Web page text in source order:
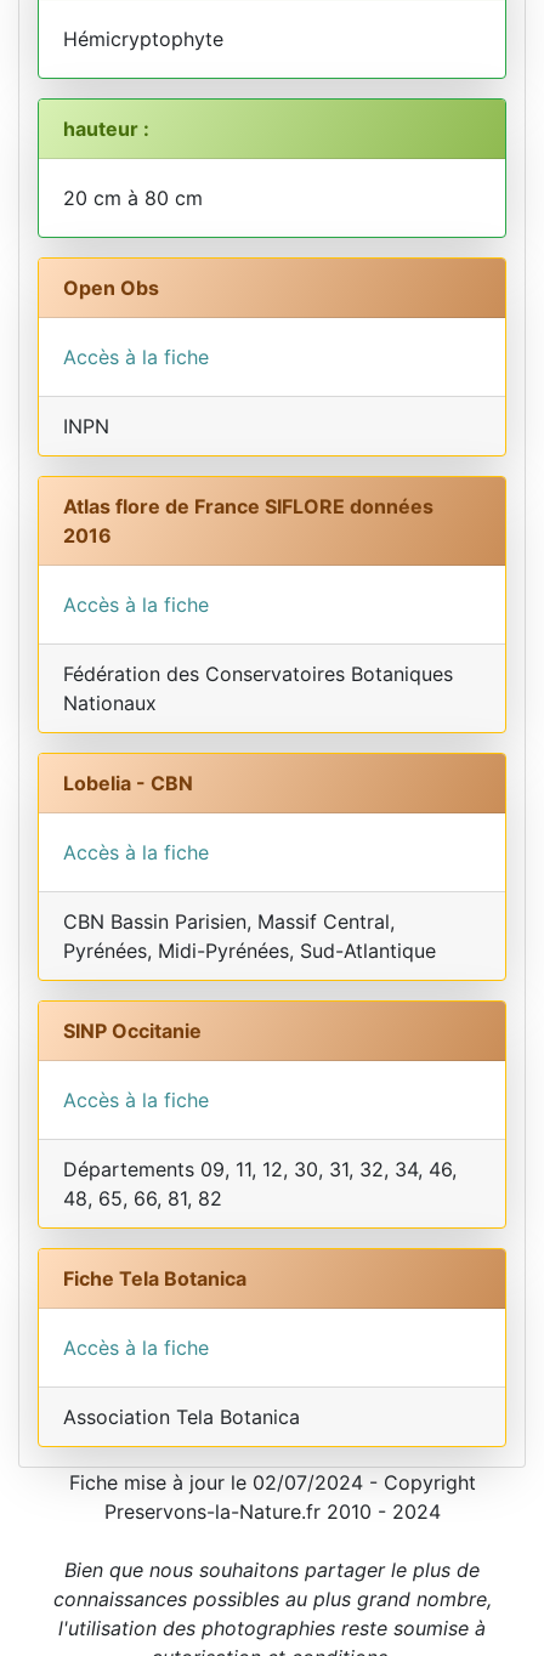
Hémicryptophyte
hauteur :
20 cm à 80 cm
Open Obs
Accès à la fiche
INPN
Atlas flore de France SIFLORE données
2016
Accès à la fiche
Fédération des Conservatoires Botaniques
Nationaux
Lobelia - CBN
Accès à la fiche
CBN Bassin Parisien, Massif Central,
Pyrénées, Midi-Pyrénées, Sud-Atlantique
SINP Occitanie
Accès à la fiche
Départements 09, 11, 12, 30, 31, 32, 34, 46,
48, 65, 66, 81, 82
Fiche Tela Botanica
Accès à la fiche
Association Tela Botanica
Fiche mise à jour le 02/07/2024 - Copyright
Preservons-la-Nature.fr 2010 - 2024
Bien que nous souhaitons partager le plus de
connaissances possibles au plus grand nombre,
l'utilisation des photographies reste soumise à